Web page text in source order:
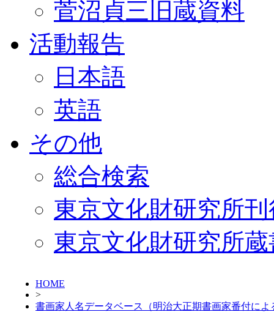
菅沼貞三旧蔵資料
活動報告
日本語
英語
その他
総合検索
東京文化財研究所
東京文化財研究所
HOME
>
書画家人名データベース（明治大正期書画家番付によ